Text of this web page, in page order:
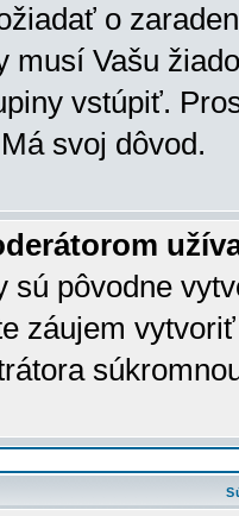
o
musí Vašu
vstúpiť.
svoj dôvod.
sú pôvodne
záujem